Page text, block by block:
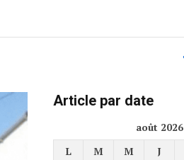
Article par date
août 2026
L
M M J